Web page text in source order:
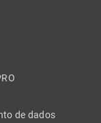
de dados